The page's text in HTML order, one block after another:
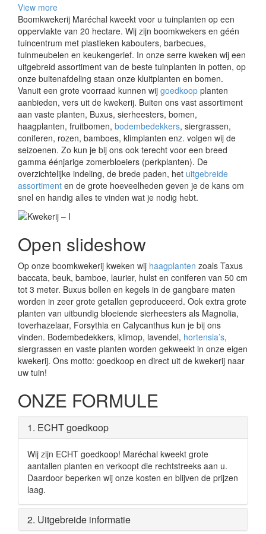
View more
Boomkwekerij Maréchal kweekt voor u tuinplanten op een
oppervlakte van 20 hectare. Wij zijn boomkwekers en géén
tuincentrum met plastieken kabouters, barbecues,
tuinmeubelen en keukengerief. In onze serre kweken wij een
uitgebreid assortiment van de beste tuinplanten in potten, op
onze buitenafdeling staan onze kluitplanten en bomen.
Vanuit een grote voorraad kunnen wij goedkoop planten
aanbieden, vers uit de kwekerij. Buiten ons vast assortiment
aan vaste planten, Buxus, sierheesters, bomen,
haagplanten, fruitbomen, bodembedekkers, siergrassen,
coniferen, rozen, bamboes, klimplanten enz. volgen wij de
seizoenen. Zo kun je bij ons ook terecht voor een breed
gamma éénjarige zomerbloeiers (perkplanten). De
overzichtelijke indeling, de brede paden, het uitgebreide
assortiment en de grote hoeveelheden geven je de kans om
snel en handig alles te vinden wat je nodig hebt.
Open slideshow
Op onze boomkwekerij kweken wij haagplanten zoals Taxus
baccata, beuk, bamboe, laurier, hulst en coniferen van 50 cm
tot 3 meter. Buxus bollen en kegels in de gangbare maten
worden in zeer grote getallen geproduceerd. Ook extra grote
planten van uitbundig bloeiende sierheesters als Magnolia,
toverhazelaar, Forsythia en Calycanthus kun je bij ons
vinden. Bodembedekkers, klimop, lavendel, hortensia’s,
siergrassen en vaste planten worden gekweekt in onze eigen
kwekerij. Ons motto: goedkoop en direct uit de kwekerij naar
uw tuin!
ONZE FORMULE
1. ECHT goedkoop
Wij zijn ECHT goedkoop! Maréchal kweekt grote
aantallen planten en verkoopt die rechtstreeks aan u.
Daardoor beperken wij onze kosten en blijven de prijzen
laag.
2. Uitgebreide informatie